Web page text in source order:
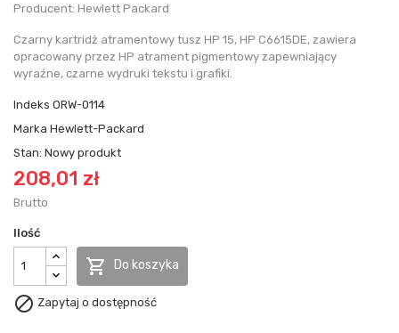
Producent: Hewlett Packard
Czarny kartridż atramentowy tusz HP 15, HP C6615DE, zawiera
opracowany przez HP atrament pigmentowy zapewniający
wyraźne, czarne wydruki tekstu i grafiki.
Indeks ORW-0114
Marka Hewlett-Packard
Stan: Nowy produkt
208,01 zł
Brutto
Ilość
 Do koszyka
 Zapytaj o dostępność